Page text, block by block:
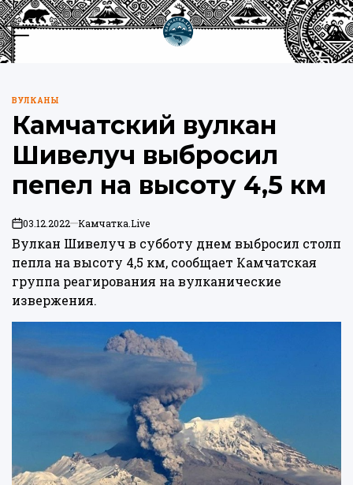
Перейти
к
содержимому
Меню
ОПУБЛИКОВАНО
В
ВУЛКАНЫ
Камчатский вулкан
Шивелуч выбросил
пепел на высоту 4,5 км
on03.12.2022 Камчатка.Live
Вулкан Шивелуч в субботу днем выбросил столп
пепла на высоту 4,5 км, сообщает Камчатская
группа реагирования на вулканические
извержения.